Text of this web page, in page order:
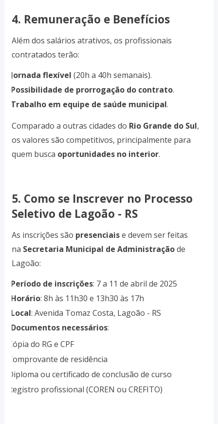
4. Remuneração e Benefícios
Além dos salários atrativos, os profissionais
contratados terão:
Jornada flexível (20h a 40h semanais).
Possibilidade de prorrogação do contrato.
Trabalho em equipe de saúde municipal.
Comparado a outras cidades do Rio Grande do Sul,
os valores são competitivos, principalmente para
quem busca oportunidades no interior.
5. Como se Inscrever no Processo
Seletivo de Lagoão - RS
As inscrições são presenciaise devem ser feitas
na Secretaria Municipal de Administraçãode
Lagoão:
Período de inscrições: 7 a 11 de abril de 2025
Horário: 8h às 11h30 e 13h30 às 17h
Local: Avenida Tomaz Costa, Lagoão - RS
Documentos necessários:
Cópia do RG e CPF
Comprovante de residência
Diploma ou certificado de conclusão de curso
Registro profissional (COREN ou CREFITO)